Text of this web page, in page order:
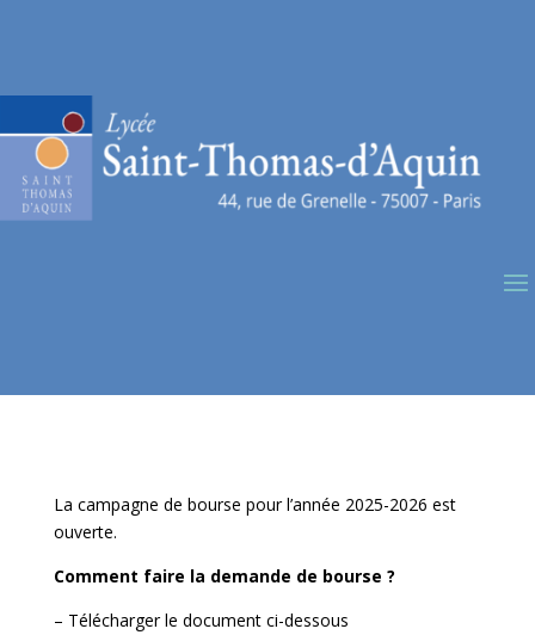
La campagne de bourse pour l’année 2025-2026 est
ouverte.
Comment faire la demande de bourse ?
– Télécharger le document ci-dessous